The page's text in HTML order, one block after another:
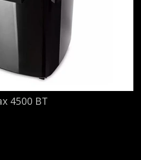
4500 BT